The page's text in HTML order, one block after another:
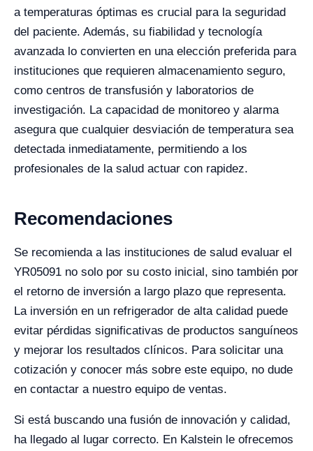
a temperaturas óptimas es crucial para la seguridad
del paciente. Además, su fiabilidad y tecnología
avanzada lo convierten en una elección preferida para
instituciones que requieren almacenamiento seguro,
como centros de transfusión y laboratorios de
investigación. La capacidad de monitoreo y alarma
asegura que cualquier desviación de temperatura sea
detectada inmediatamente, permitiendo a los
profesionales de la salud actuar con rapidez.
Recomendaciones
Se recomienda a las instituciones de salud evaluar el
YR05091 no solo por su costo inicial, sino también por
el retorno de inversión a largo plazo que representa.
La inversión en un refrigerador de alta calidad puede
evitar pérdidas significativas de productos sanguíneos
y mejorar los resultados clínicos. Para solicitar una
cotización y conocer más sobre este equipo, no dude
en contactar a nuestro equipo de ventas.
Si está buscando una fusión de innovación y calidad,
ha llegado al lugar correcto. En Kalstein le ofrecemos